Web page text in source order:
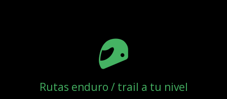
Rutas enduro / trail a tu nivel